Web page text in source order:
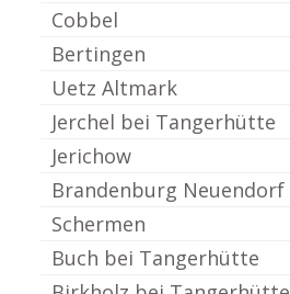
Cobbel
Bertingen
Uetz Altmark
Jerchel bei Tangerhütte
Jerichow
Brandenburg Neuendorf
Schermen
Buch bei Tangerhütte